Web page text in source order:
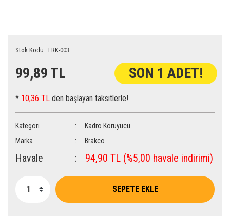
Stok Kodu : FRK-003
99,89 TL SON 1 ADET!
* 10,36 TL den başlayan taksitlerle!
Kategori
Kadro Koruyucu
Marka
Brakco
Havale 94,90 TL (%5,00 havale indirimi)
SEPETE EKLE